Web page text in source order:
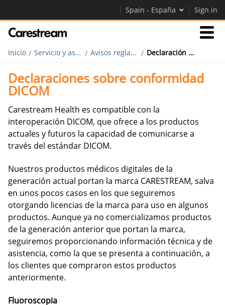
Spain - España Sign in
Empresas
Empresa
Empresa
Careers
Contáctenos
Inicio Servicio y asistencia técnica Avisos reglamentarios Declaración sobre conformidad DICOM
Declaraciones sobre conformidad
DICOM
Carestream Health es compatible con la
interoperación DICOM, que ofrece a los productos
actuales y futuros la capacidad de comunicarse a
través del estándar DICOM.
Nuestros productos médicos digitales de la
generación actual portan la marca CARESTREAM, salva
en unos pocos casos en los que seguiremos
otorgando licencias de la marca para uso en algunos
productos. Aunque ya no comercializamos productos
de la generación anterior que portan la marca,
seguiremos proporcionando información técnica y de
asistencia, como la que se presenta a continuación, a
los clientes que compraron estos productos
anteriormente.
Fluoroscopia